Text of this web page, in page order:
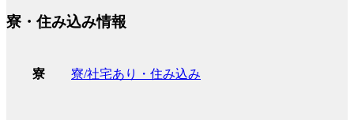
寮・住み込み情報
寮 寮/社宅あり・住み込み